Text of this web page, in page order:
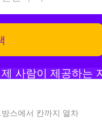
사람이 제공하는
스에서 칸까지 열차